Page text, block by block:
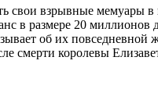
взрывные мемуары
в размере 20 миллионов
об их
смерти королевы